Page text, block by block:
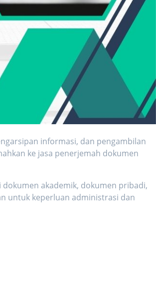
informasi, dan pengambilan
ke jasa penerjemah dokumen
akademik, dokumen pribadi,
untuk keperluan administrasi dan